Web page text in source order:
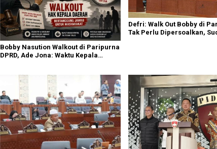
Bobby Nasution Walkout di Paripurna
DPRD, Ade Jona: Waktu Kepala
Defri: Walk Out Bobby di
Tak Perlu Dipersoalkan,